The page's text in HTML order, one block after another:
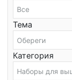
Тема
Категория